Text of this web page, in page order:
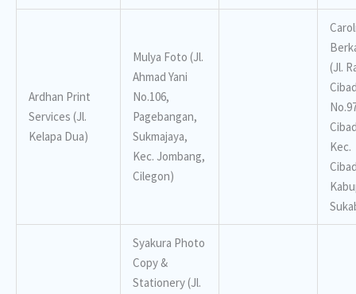
Ardhan Print
Services (Jl.
Kelapa Dua)
Mulya Foto (Jl.
Ahmad Yani
No.106,
Pagebangan,
Sukmajaya,
Kec. Jombang,
Cilegon)
(Jl.
Kec.
Syakura Photo
Copy &
Stationery (Jl.